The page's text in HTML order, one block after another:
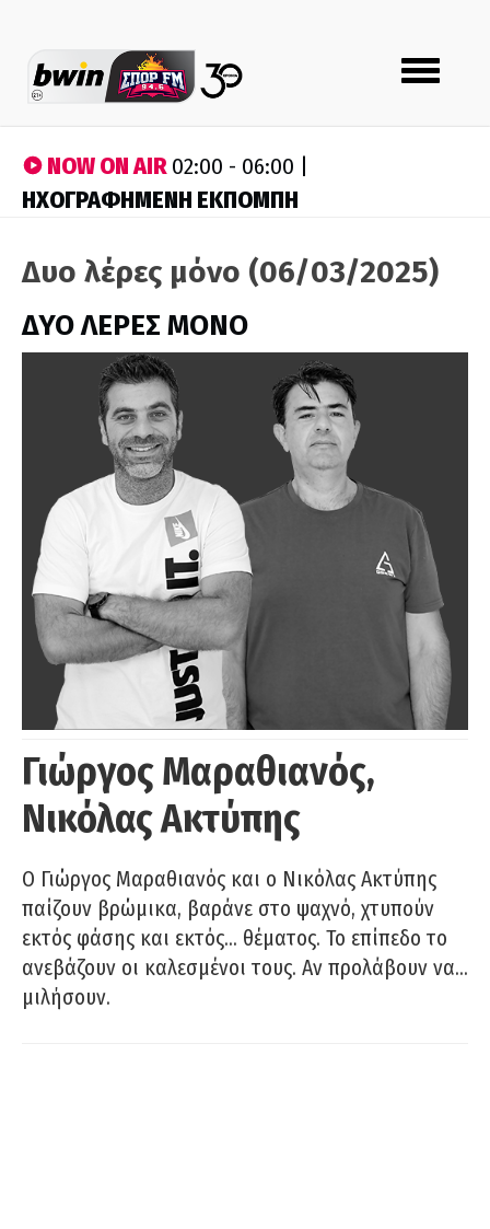
Toggle
navigation
NOW ON AIR02:00 - 06:00 |
ΗΧΟΓΡΑΦΗΜΕΝΗ ΕΚΠΟΜΠΗ
Δυο λέρες μόνο (06/03/2025)
ΔΥΟ ΛΕΡΕΣ ΜΟΝΟ
Γιώργος Μαραθιανός,
Νικόλας Ακτύπης
Ο Γιώργος Μαραθιανός και ο Νικόλας Ακτύπης
παίζουν βρώμικα, βαράνε στο ψαχνό, χτυπούν
εκτός φάσης και εκτός… θέματος. Το επίπεδο το
ανεβάζουν οι καλεσμένοι τους. Αν προλάβουν να…
μιλήσουν.